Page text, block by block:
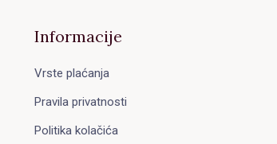
Informacije
Vrste plaćanja
Pravila privatnosti
Politika kolačića